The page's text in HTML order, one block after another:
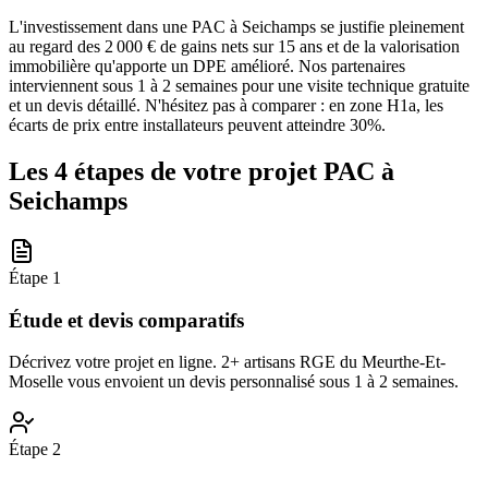
L'investissement dans une PAC à Seichamps se justifie pleinement
au regard des 2 000 € de gains nets sur 15 ans et de la valorisation
immobilière qu'apporte un DPE amélioré. Nos partenaires
interviennent sous 1 à 2 semaines pour une visite technique gratuite
et un devis détaillé. N'hésitez pas à comparer : en zone H1a, les
écarts de prix entre installateurs peuvent atteindre 30%.
Les 4 étapes de votre projet PAC à
Seichamps
Étape 1
Étude et devis comparatifs
Décrivez votre projet en ligne. 2+ artisans RGE du Meurthe-Et-
Moselle vous envoient un devis personnalisé sous 1 à 2 semaines.
Étape 2